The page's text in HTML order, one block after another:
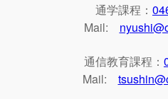
通学課程：
Mail:
通信教育課程：
Mail: